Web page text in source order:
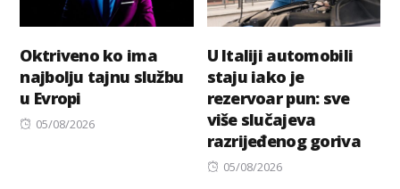
Oktriveno ko ima
najbolju tajnu službu
u Evropi
Posted
05/08/2026
U Italiji automobili
staju iako je
rezervoar pun: sve
više slučajeva
razrijeđenog goriva
Posted
05/08/2026